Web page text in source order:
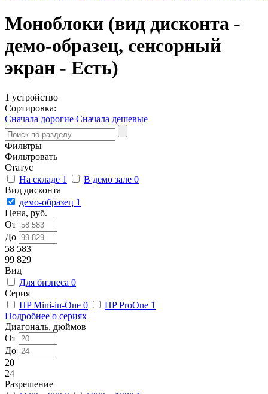
Моноблоки (вид дисконта -
демо-образец, сенсорный
экран - Есть)
1 устройство
Сортировка:
Сначала дорогие Сначала дешевые
Фильтры
Фильтровать
Статус
На складе 1 В демо зале 0
Вид дисконта
демо-образец 1
Цена, руб.
От
До
58 583
99 829
Вид
Для бизнеса 0
Серия
HP Mini-in-One 0 HP ProOne 1
Подробнее о сериях
Диагональ, дюймов
От
До
20
24
Разрешение